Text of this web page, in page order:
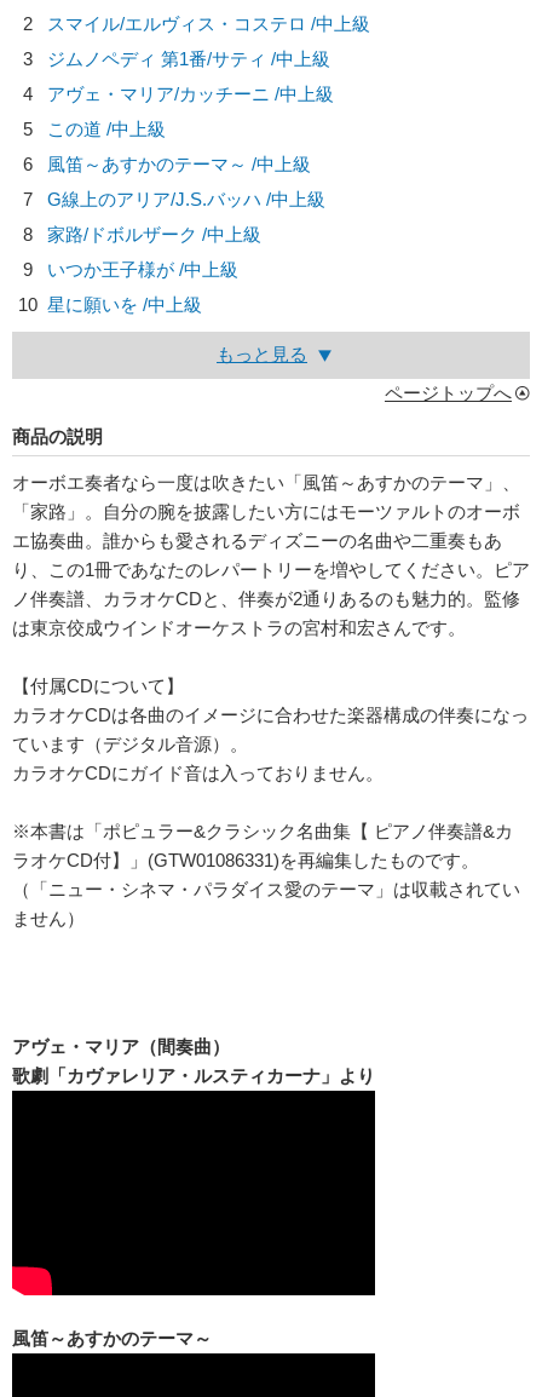
2 スマイル/エルヴィス・コステロ /中上級
3
ジムノペディ 第1番/サティ /中上級
4
アヴェ・マリア/カッチーニ /中上級
5
この道 /中上級
6
風笛～あすかのテーマ～ /中上級
7
G線上のアリア/J.S.バッハ /中上級
8
家路/ ドボルザーク /中上級
9
いつか王子様が /中上級
10 星に願いを /中上級
もっと見る
ページトップへ
商品の説明
オーボエ奏者なら一度は吹きたい「風笛～あすかのテーマ」、
「家路」。自分の腕を披露したい方にはモーツァルトのオーボ
エ協奏曲。誰からも愛されるディズニーの名曲や二重奏もあ
り、この1冊であなたのレパートリーを増やしてください。ピア
ノ伴奏譜、カラオケCDと、伴奏が2通りあるのも魅力的。監修
は東京佼成ウインドオーケストラの宮村和宏さんです。
【付属CDについて】
カラオケCDは各曲のイメージに合わせた楽器構成の伴奏になっ
ています（デジタル音源）。
カラオケCDにガイド音は入っておりません。
※本書は「ポピュラー&クラシック名曲集【 ピアノ伴奏譜&カ
ラオケCD付】」(GTW01086331)を再編集したものです。
（「ニュー・シネマ・パラダイス愛のテーマ」は収載されてい
ません）
アヴェ・マリア（間奏曲）
歌劇「カヴァレリア・ルスティカーナ」より
風笛～あすかのテーマ～